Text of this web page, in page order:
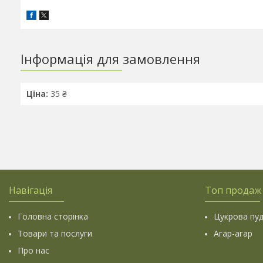
Інформація для замовлення
Ціна: 35 ₴
Навігація
Головна сторінка
Товари та послуги
Про нас
Топ продаж
Цукрова
Агар-агар